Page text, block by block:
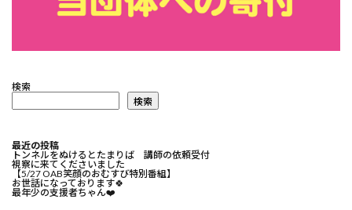
検索
検索
最近の投稿
トンネルをぬけるとたまりば 講師の依頼受付
視察に来てくださいました
【5/27 OAB笑顔のおむすび特別番組】
お世話になっております🍀⁡
最年少の支援者ちゃん❤️⁡